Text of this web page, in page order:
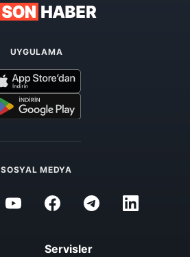
UYGULAMA
SOSYAL MEDYA
Servisler